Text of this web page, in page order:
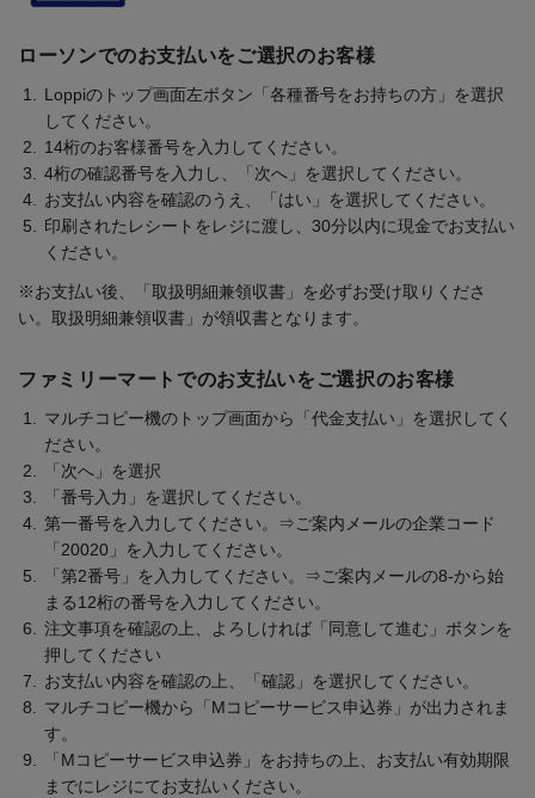
ローソンでのお支払いをご選択のお客様
Loppiのトップ画面左ボタン「各種番号をお持ちの方」を選択
してください。
14桁のお客様番号を入力してください。
4桁の確認番号を入力し、「次へ」を選択してください。
お支払い内容を確認のうえ、「はい」を選択してください。
印刷されたレシートをレジに渡し、30分以内に現金でお支払い
ください。
※お支払い後、「取扱明細兼領収書」を必ずお受け取りくださ
い。取扱明細兼領収書」が領収書となります。
ファミリーマートでのお支払いをご選択のお客様
マルチコピー機のトップ画面から「代金支払い」を選択してく
ださい。
「次へ」を選択
「番号入力」を選択してください。
第一番号を入力してください。⇒ご案内メールの企業コード
「20020」を入力してください。
「第2番号」を入力してください。⇒ご案内メールの8-から始
まる12桁の番号を入力してください。
注文事項を確認の上、よろしければ「同意して進む」ボタンを
押してください
お支払い内容を確認の上、「確認」を選択してください。
マルチコピー機から「Mコピーサービス申込券」が出力されま
す。
「Mコピーサービス申込券」をお持ちの上、お支払い有効期限
までにレジにてお支払いください。